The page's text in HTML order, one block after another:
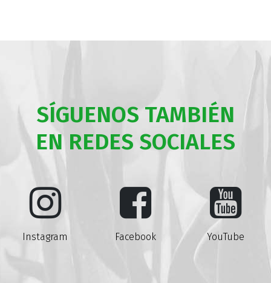
SÍGUENOS TAMBIÉN
EN REDES SOCIALES
Instagram Facebook YouTube